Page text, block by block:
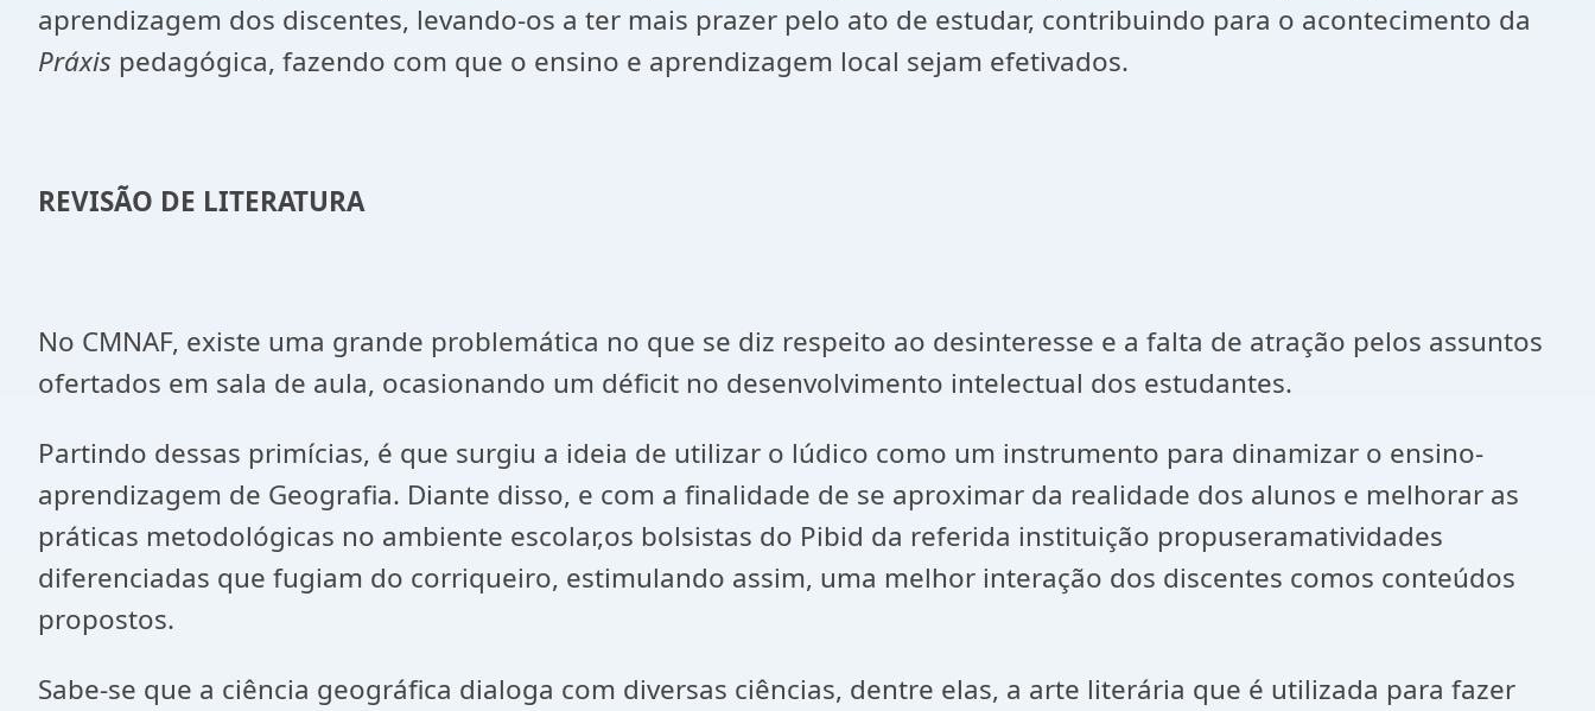
aprendizagem dos discentes, levando-os a ter mais prazer pelo ato de estudar, contribuindo para o acontecimento da
Práxis pedagógica, fazendo com que o ensino e aprendizagem local sejam efetivados.
REVISÃO DE LITERATURA
No CMNAF, existe uma grande problemática no que se diz respeito ao desinteresse e a falta de atração pelos assuntos
ofertados em sala de aula, ocasionando um déficit no desenvolvimento intelectual dos estudantes.
Partindo dessas primícias, é que surgiu a ideia de utilizar o lúdico como um instrumento para dinamizar o ensino-
aprendizagem de Geografia. Diante disso, e com a finalidade de se aproximar da realidade dos alunos e melhorar as
práticas metodológicas no ambiente escolar,os bolsistas do Pibid da referida instituição propuseramatividades
diferenciadas que fugiam do corriqueiro, estimulando assim, uma melhor interação dos discentes comos conteúdos
propostos.
Sabe-se que a ciência geográfica dialoga com diversas ciências, dentre elas, a arte literária que é utilizada para fazer